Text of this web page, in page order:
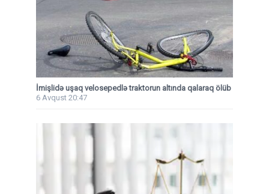
İmişlidə uşaq velosepedlə traktorun altında qalaraq ölüb
6 Avqust 20:47